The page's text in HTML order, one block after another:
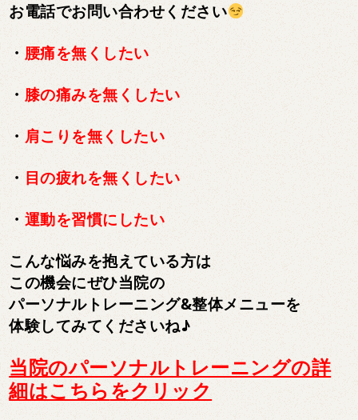
お電話でお問い合わせください
・ 腰痛を無くしたい
・ 膝の痛みを無くしたい
・ 肩こりを無くしたい
・ 目の疲れを無くしたい
・ 運動を習慣にしたい
こんな悩みを抱えている方は
この機会にぜひ当院の
パーソナルトレーニング&整体メニューを
体験してみてくださいね♪
当院のパーソナルトレーニングの詳
細はこちらをクリック